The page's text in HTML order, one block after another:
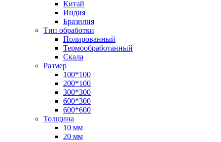
Китай
Индия
Бразилия
Тип обработки
Полированный
Термообработанный
Скала
Размер
100*100
200*100
300*300
600*300
600*600
Толщина
10 мм
20 мм